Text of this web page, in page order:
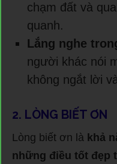
chạm đất và
quanh.
Lắng nghe
người khác nói
không ngắt lời
2. LÒNG BIẾT ƠN
Lòng biết ơn là khả
những điều tốt đẹp